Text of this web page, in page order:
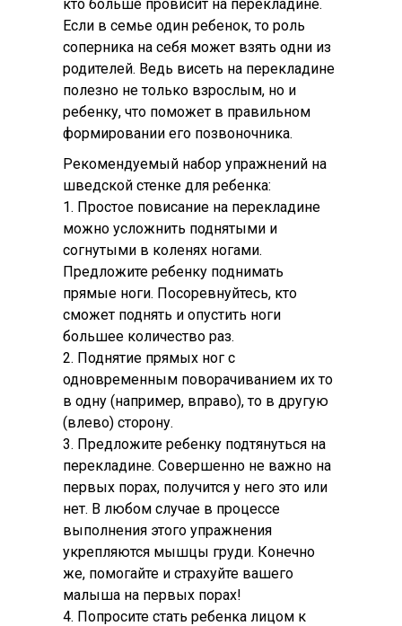
кто больше провисит на перекладине.
Если в семье один ребенок, то роль
соперника на себя может взять одни из
родителей. Ведь висеть на перекладине
полезно не только взрослым, но и
ребенку, что поможет в правильном
формировании его позвоночника.
Рекомендуемый набор упражнений на
шведской стенке для ребенка:
1. Простое повисание на перекладине
можно усложнить поднятыми и
согнутыми в коленях ногами.
Предложите ребенку поднимать
прямые ноги. Посоревнуйтесь, кто
сможет поднять и опустить ноги
большее количество раз.
2. Поднятие прямых ног с
одновременным поворачиванием их то
в одну (например, вправо), то в другую
(влево) сторону.
3. Предложите ребенку подтянуться на
перекладине. Совершенно не важно на
первых порах, получится у него это или
нет. В любом случае в процессе
выполнения этого упражнения
укрепляются мышцы груди. Конечно
же, помогайте и страхуйте вашего
малыша на первых порах!
4. Попросите стать ребенка лицом к